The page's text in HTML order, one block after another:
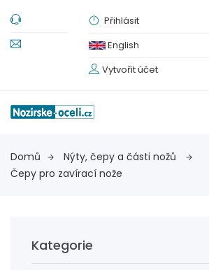
Přihlásit
English
Vytvořit účet
Domů
Nýty, čepy a části nožů
Čepy pro zavírací nože
Kategorie